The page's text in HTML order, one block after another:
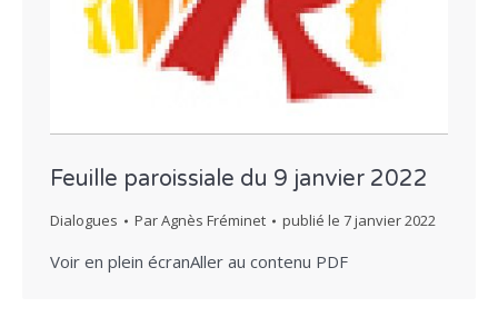
Feuille paroissiale du 9 janvier 2022
Dialogues ParAgnès Fréminet publié le 7 janvier 2022
Voir en plein écranAller au contenu PDF